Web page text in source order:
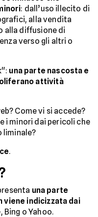
: dall’uso illecito di
alla vendita
alla diffusione di
verso gli altri o
una parte nascosta e
attività
Come vi si accede?
i minori dai pericoli che
liminale?
.
una parte
indicizzata dai
o Yahoo.